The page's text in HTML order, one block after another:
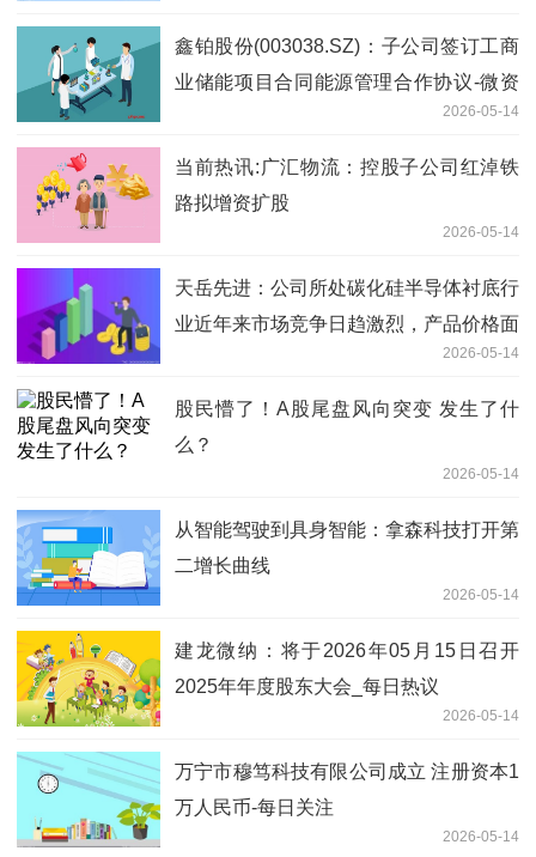
鑫铂股份(003038.SZ)：子公司签订工商
业储能项目合同能源管理合作协议-微资
2026-05-14
当前热讯:广汇物流：控股子公司红淖铁
路拟增资扩股
2026-05-14
天岳先进：公司所处碳化硅半导体衬底行
业近年来市场竞争日趋激烈，产品价格面
2026-05-14
股民懵了！A股尾盘风向突变 发生了什
么？
2026-05-14
从智能驾驶到具身智能：拿森科技打开第
二增长曲线
2026-05-14
建龙微纳：将于2026年05月15日召开
2025年年度股东大会_每日热议
2026-05-14
万宁市穆笃科技有限公司成立 注册资本1
万人民币-每日关注
2026-05-14